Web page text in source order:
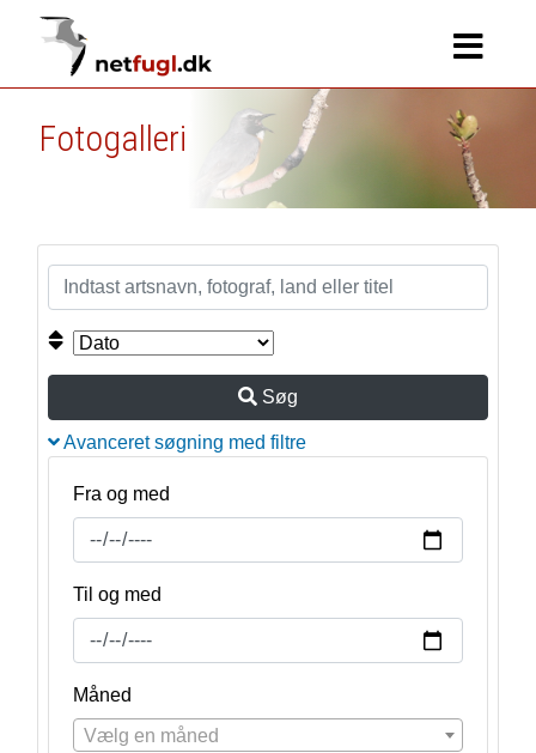
Fotogalleri
Søg
Avanceret søgning med filtre
Fra og med
Til og med
Måned
Vælg en måned